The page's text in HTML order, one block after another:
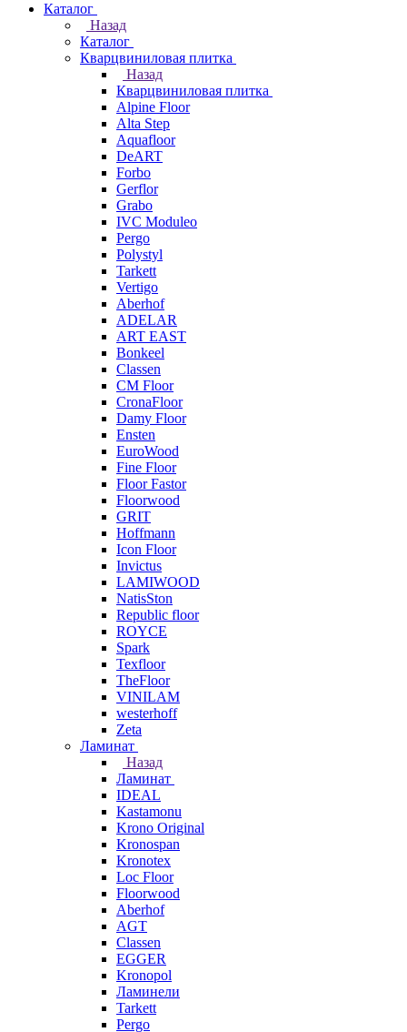
Каталог
Назад
Каталог
Кварцвиниловая плитка
Назад
Кварцвиниловая плитка
Alpine Floor
Alta Step
Aquafloor
DeART
Forbo
Gerflor
Grabo
IVC Moduleo
Pergo
Polystyl
Tarkett
Vertigo
Aberhof
ADELAR
ART EAST
Bonkeel
Classen
CM Floor
CronaFloor
Damy Floor
Ensten
EuroWood
Fine Floor
Floor Fastor
Floorwood
GRIT
Hoffmann
Icon Floor
Invictus
LAMIWOOD
NatisSton
Republic floor
ROYCE
Spark
Texfloor
TheFloor
VINILAM
westerhoff
Zeta
Ламинат
Назад
Ламинат
IDEAL
Kastamonu
Krono Original
Kronospan
Kronotex
Loc Floor
Floorwood
Aberhof
AGT
Classen
EGGER
Kronopol
Ламинели
Tarkett
Pergo